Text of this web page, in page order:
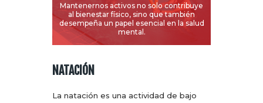
Mantenernos activos no solo contribuye
al bienestar físico, sino que también
desempeña un papel esencial en la salud
mental.
NATACIÓN
La natación es una actividad de bajo